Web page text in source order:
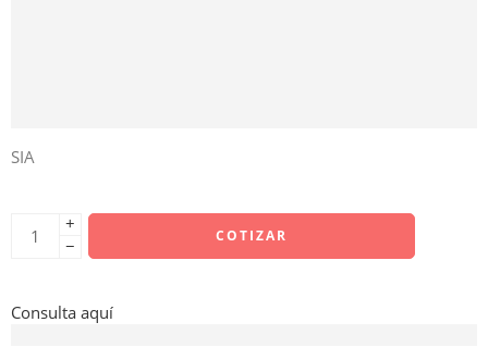
SIA
+
−
COTIZAR
Consulta aquí